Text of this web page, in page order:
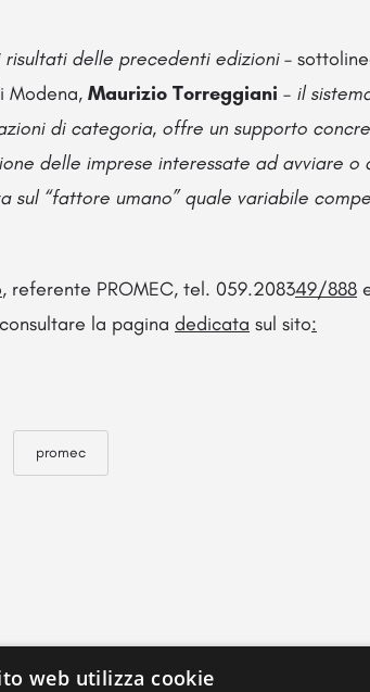
risultati delle precedenti edizioni–
Modena, Maurizio Torreggiani – il
di categoria, offre un supporto
delle imprese interessate ad avviare o
sul “fattore umano” quale variabile
, referente PROMEC, tel. 059.208349/888
la pagina dedicata sul sito:
promec
web utilizza cookie